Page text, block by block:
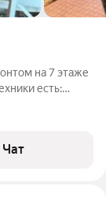
на 7 этаже
есть:
Чат